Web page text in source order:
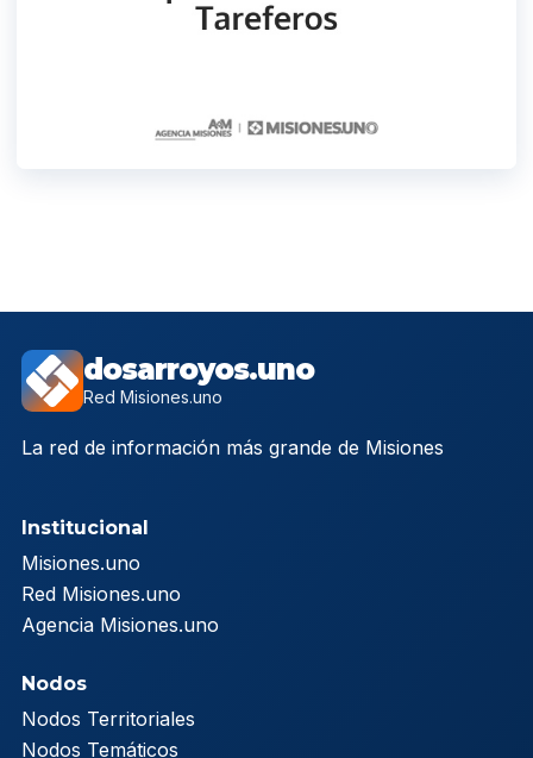
dosarroyos.uno
Red Misiones.uno
La red de información más grande de Misiones
Institucional
Misiones.uno
Red Misiones.uno
Agencia Misiones.uno
Nodos
Nodos Territoriales
Nodos Temáticos